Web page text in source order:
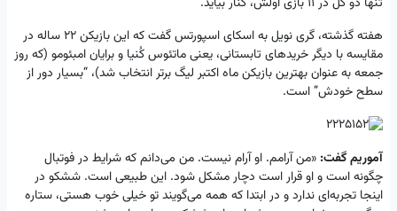
هفته گذشته، گری نویل به اسکای اسپورتس گفت که این بازیکن ۲۲ ساله در
مقایسه با دیگر خریدهای تابستانی، یعنی ماتئوس کُنیا و برایان امبئومو (که روز
جمعه به عنوان بهترین بازیکن ماه اکتبر لیگ برتر انتخاب شد)، “بسیار دور از
سطح خودش” است.
آموریم گفت: «من آرامم. او آرام نیست. من می‌دانم که شرایط در فوتبال
چگونه است و او قرار است دچار مشکل شود. این طبیعی است. ششکو در
اینجا تجربه‌ای ندارد و در ابتدا که همه می‌گویند تو خیلی خوب هستی، ستاره